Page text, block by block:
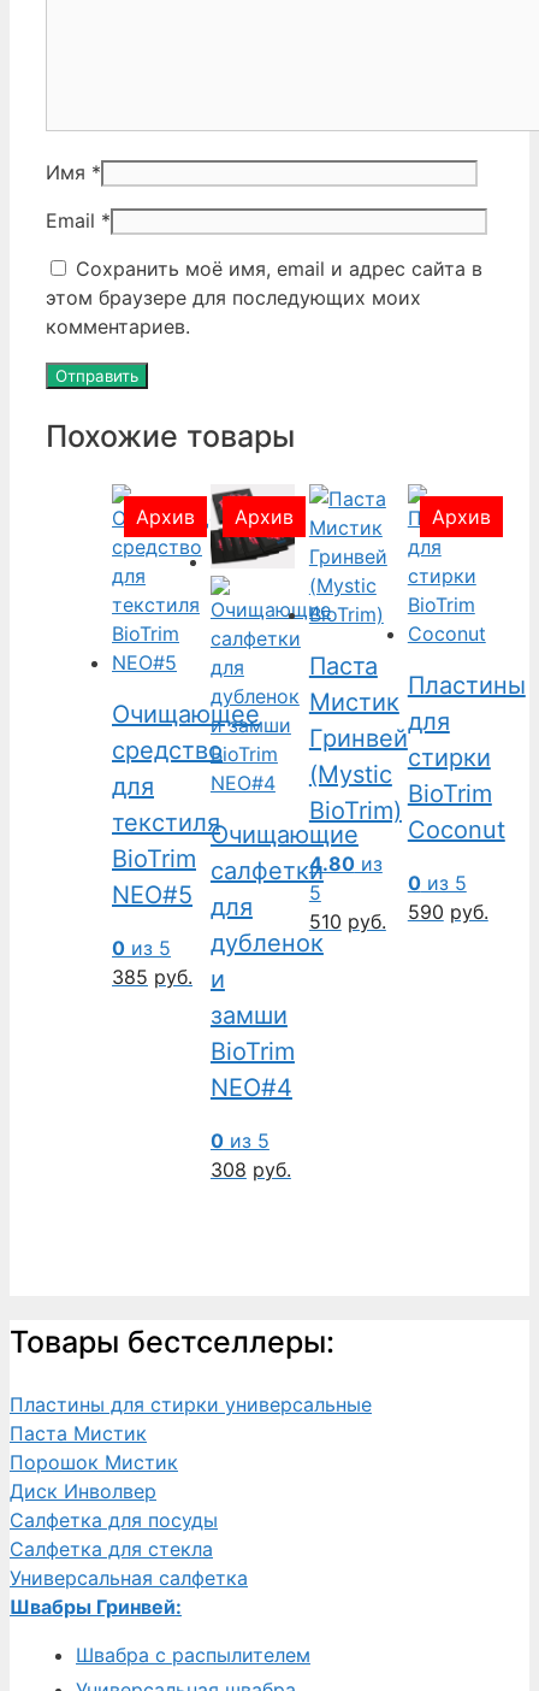
Имя *
Email *
Сохранить моё имя, email и адрес сайта в
этом браузере для последующих моих
комментариев.
Похожие товары
Архив
Очищающее
средство
для
текстиля
BioTrim
NEO#5
0 из 5
385 руб.
Архив
Очищающие
салфетки
для
дубленок
и
замши
BioTrim
NEO#4
0из 5
308 руб.
Паста
Мистик
Гринвей
(Mystic
BioTrim)
4.80из
5
510 руб.
Архив
Пластины
для
стирки
BioTrim
Coconut
0из 5
590 руб.
Товары бестселлеры:
Пластины для стирки универсальные
Паста Мистик
Порошок Мистик
Диск Инволвер
Салфетка для посуды
Салфетка для стекла
Универсальная салфетка
Швабры Гринвей:
Швабра с распылителем